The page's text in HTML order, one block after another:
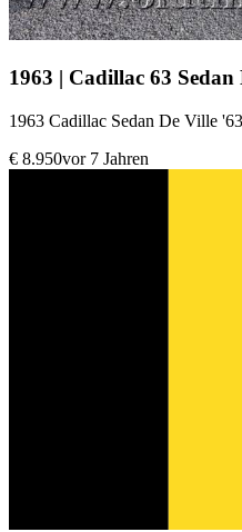
1963 | Cadillac 63 Sedan
1963 Cadillac Sedan De Ville '63
€ 8.950vor 7 Jahren